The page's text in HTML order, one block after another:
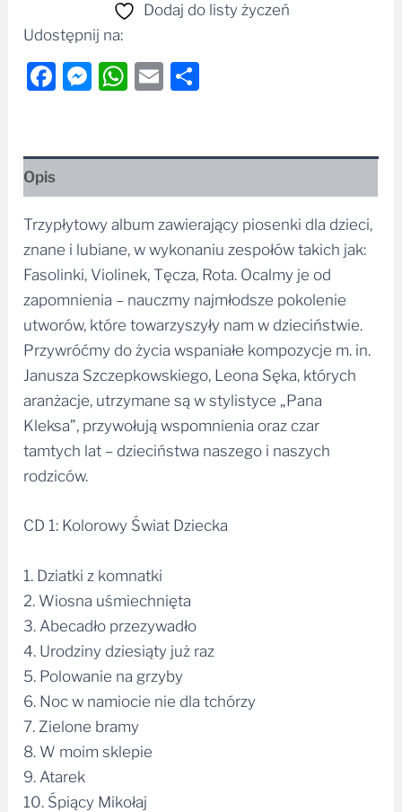
Dodaj do listy życzeń
Udostępnij na:
Facebook
Messenger
WhatsApp
Email
Opis
Trzypłytowy album zawierający piosenki dla dzieci,
znane i lubiane, w wykonaniu zespołów takich jak:
Fasolinki, Violinek, Tęcza, Rota. Ocalmy je od
zapomnienia – nauczmy najmłodsze pokolenie
utworów, które towarzyszyły nam w dzieciństwie.
Przywróćmy do życia wspaniałe kompozycje m. in.
Janusza Szczepkowskiego, Leona Sęka, których
aranżacje, utrzymane są w stylistyce „Pana
Kleksa”, przywołują wspomnienia oraz czar
tamtych lat – dzieciństwa naszego i naszych
rodziców.
CD 1: Kolorowy Świat Dziecka
1. Dziatki z komnatki
2. Wiosna uśmiechnięta
3. Abecadło przezywadło
4. Urodziny dziesiąty już raz
5. Polowanie na grzyby
6. Noc w namiocie nie dla tchórzy
7. Zielone bramy
8. W moim sklepie
9. Atarek
10. Śpiący Mikołaj